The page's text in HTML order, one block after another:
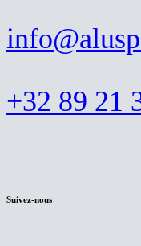
+32 89 21
Suivez-nous